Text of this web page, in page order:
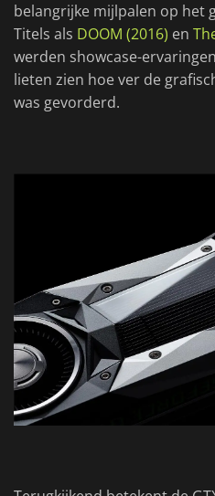
belangrijke mijlpalen op het
Titels als DOOM (2016) en
werden showcase-
lieten zien hoe ver de
was gevorderd.